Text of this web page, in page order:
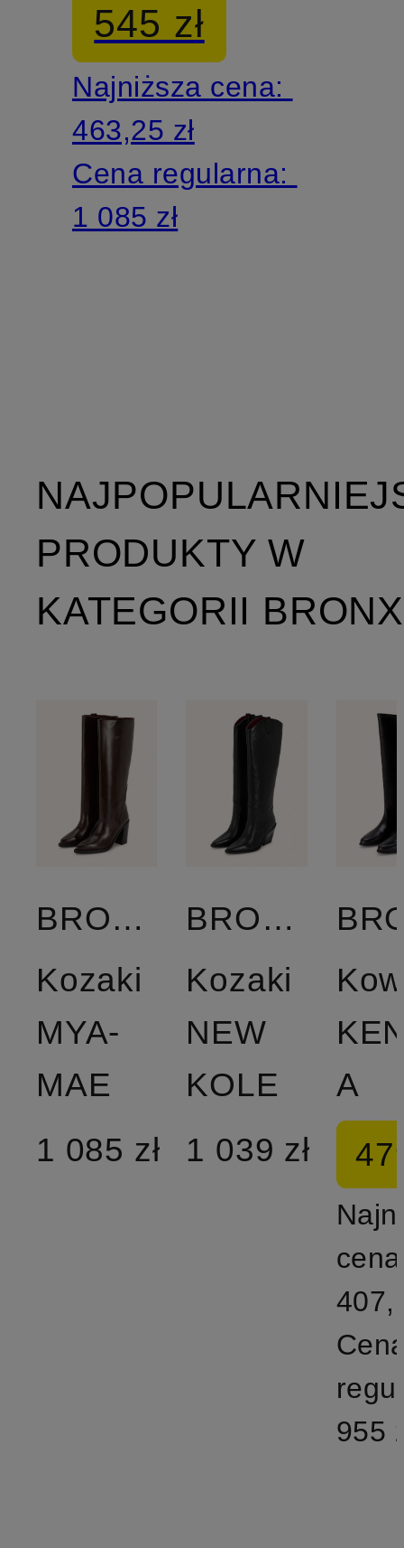
545 zł
Najniższa cena:
463,25 zł
Cena regularna:
1 085 zł
PRODUKTY W
KATEGORII BRONX
BRONX
Kozaki
MYA-
MAE
1 085 zł
BRONX
Kozaki
NEW
KOLE
1 039 zł
A
955